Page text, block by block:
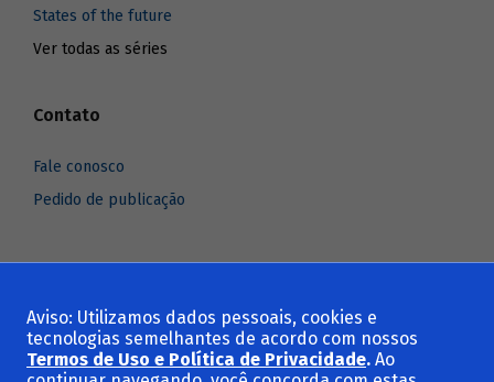
States of the future
Ver todas as séries
Contato
Fale conosco
Pedido de publicação
Voltar ao topo
Aviso: Utilizamos dados pessoais, cookies e
tecnologias semelhantes de acordo com nossos
Termos de Uso e Política de Privacidade. Ao